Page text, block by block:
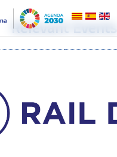
Relevant Events